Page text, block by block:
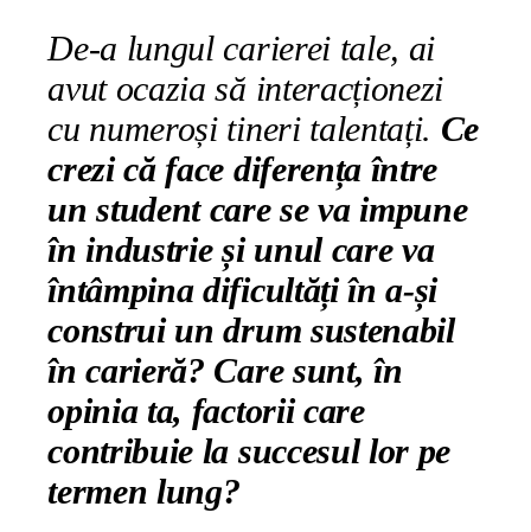
De-a lungul carierei tale, ai
avut ocazia să interacționezi
cu numeroși tineri talentați. Ce
crezi că face diferența între
un student care se va impune
în industrie și unul care va
întâmpina dificultăți în a-și
construi un drum sustenabil
în carieră? Care sunt, în
opinia ta, factorii care
contribuie la succesul lor pe
termen lung?